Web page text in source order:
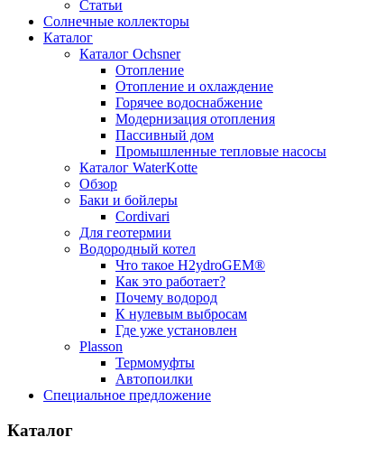
Статьи
Солнечные коллекторы
Каталог
Каталог Ochsner
Отопление
Отопление и охлаждение
Горячее водоснабжение
Модернизация отопления
Пассивный дом
Промышленные тепловые насосы
Каталог WaterKotte
Обзор
Баки и бойлеры
Cordivari
Для геотермии
Водородный котел
Что такое H2ydroGEM®
Как это работает?
Почему водород
К нулевым выбросам
Где уже установлен
Plasson
Термомуфты
Автопоилки
Специальное предложение
Каталог